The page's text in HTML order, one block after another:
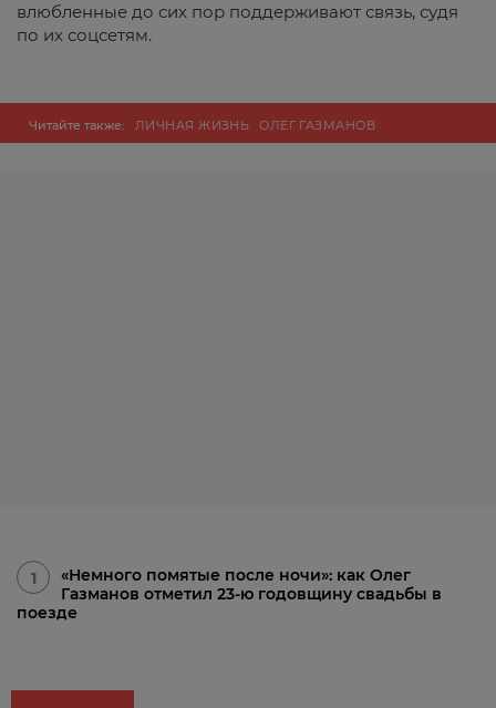
влюбленные до сих пор поддерживают связь, судя
по их соцсетям.
Читайте также: ЛИЧНАЯ ЖИЗНЬ ОЛЕГ ГАЗМАНОВ
1
«Немного помятые после ночи»: как Олег
Газманов отметил 23-ю годовщину свадьбы в
поезде